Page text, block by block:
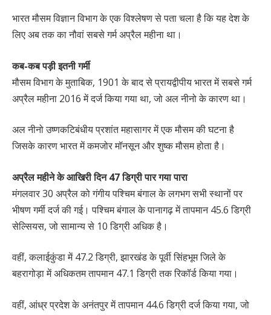
भारत मौसम विज्ञान विभाग के एक विश्लेषण से पता चला है कि यह देश के
लिए अब तक का नौवां सबसे गर्म अप्रैल महीना था।
कब-कब पड़ी इतनी गर्मी
मौसम विभाग के मुताबिक, 1901 के बाद से प्रायद्वीपीय भारत में सबसे गर्म
अप्रैल महीना 2016 में दर्ज किया गया था, जो अल नीनो के कारण था।
अल नीनो उष्णकटिबंधीय प्रशांत महासागर में एक मौसम की घटना है
जिसके कारण भारत में कमजोर मॉनसून और शुष्क मौसम होता है।
अप्रैल महीने के आखिरी दिन 47 डिग्री पार गया पारा
मंगलवार 30 अप्रैल को गंगीय पश्चिम बंगाल के लगभग सभी स्थानों पर
भीषण गर्मी दर्ज की गई। पश्चिम बंगाल के पानागढ़ में तापमान 45.6 डिग्री
सेल्सियस, जो सामान्य से 10 डिग्री अधिक है।
वहीं, कलाईकुंडा में 47.2 डिग्री, झारखंड के पूर्वी सिंहभूम जिले के
बहरागोड़ा में अधिकतम तापमान 47.1 डिग्री तक रिकॉर्ड किया गया।
वहीं, आंध्र प्रदेश के अनंतपुर में तापमान 44.6 डिग्री दर्ज किया गया, जो